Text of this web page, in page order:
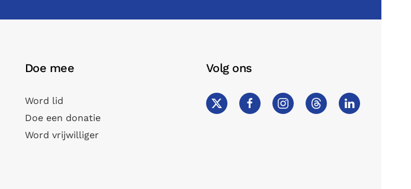
Doe mee
Word lid
Doe een donatie
Word vrijwilliger
Volg ons